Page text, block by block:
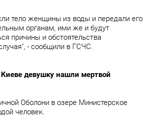
тело женщины из воды и передали его
органам, ими же и будут
причины и обстоятельства
- сообщили в ГСЧС.
девушку нашли мертвой
Оболони в озере Министерское
человек.